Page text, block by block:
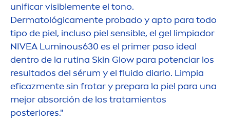
unificar visiblemente el tono.
Dermatológicamente probado y apto para todo
tipo de piel, incluso piel sensible, el gel limpiador
NIVEA Luminous630 es el primer paso ideal
dentro de la rutina Skin Glow para potenciar los
resultados del sérum y el fluido diario. Limpia
eficazmente sin frotar y prepara la piel para una
mejor absorción de los tratamientos
posteriores."